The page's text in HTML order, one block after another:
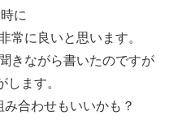
に
常に良いと思います。
きながら書いたのですが
ます。
合わせもいいかも？